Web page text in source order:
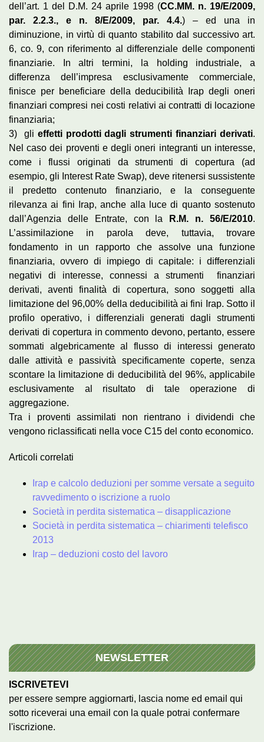
dell’art. 1 del D.M. 24 aprile 1998 (CC.MM. n. 19/E/2009,
par. 2.2.3., e n. 8/E/2009, par. 4.4.) – ed una in
diminuzione, in virtù di quanto stabilito dal successivo art.
6, co. 9, con riferimento al differenziale delle componenti
finanziarie. In altri termini, la holding industriale, a
differenza dell’impresa esclusivamente commerciale,
finisce per beneficiare della deducibilità Irap degli oneri
finanziari compresi nei costi relativi ai contratti di locazione
finanziaria;
3) gli effetti prodotti dagli strumenti finanziari derivati.
Nel caso dei proventi e degli oneri integranti un interesse,
come i flussi originati da strumenti di copertura (ad
esempio, gli Interest Rate Swap), deve ritenersi sussistente
il predetto contenuto finanziario, e la conseguente
rilevanza ai fini Irap, anche alla luce di quanto sostenuto
dall’Agenzia delle Entrate, con la
R.M. n. 56/E/2010.
L’assimilazione in parola deve, tuttavia, trovare
fondamento in un rapporto che assolve una funzione
finanziaria, ovvero di impiego di capitale: i differenziali
negativi di interesse, connessi a strumenti finanziari
derivati, aventi finalità di copertura, sono soggetti alla
limitazione del 96,00% della deducibilità ai fini Irap. Sotto il
profilo operativo, i differenziali generati dagli strumenti
derivati di copertura in commento devono, pertanto, essere
sommati algebricamente al flusso di interessi generato
dalle attività e passività specificamente coperte, senza
scontare la limitazione di deducibilità del 96%, applicabile
esclusivamente al risultato di tale operazione di
aggregazione.
Tra i proventi assimilati non rientrano i dividendi che
vengono riclassificati nella voce C15 del conto economico.
Articoli correlati
Irap e calcolo deduzioni per somme versate a seguito
ravvedimento o iscrizione a ruolo
Società in perdita sistematica – disapplicazione
Società in perdita sistematica – chiarimenti telefisco
2013
Irap – deduzioni costo del lavoro
NEWSLETTER
ISCRIVETEVI
per essere sempre aggiornarti, lascia nome ed email qui
sotto riceverai una email con la quale potrai confermare
l'iscrizione.